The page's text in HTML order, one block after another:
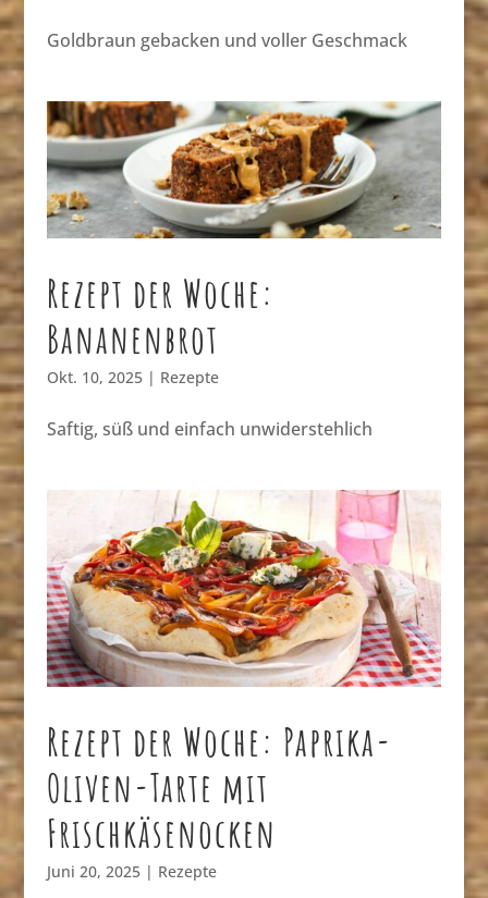
Goldbraun gebacken und voller Geschmack
Rezept der Woche:
Bananenbrot
Okt. 10, 2025| Rezepte
Saftig, süß und einfach unwiderstehlich
Rezept der Woche: Paprika-
Oliven-Tarte mit
Frischkäsenocken
Juni 20, 2025| Rezepte